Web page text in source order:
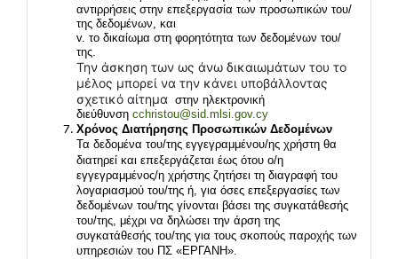
αντιρρήσεις στην επεξεργασία των προσωπικών του/
της δεδομένων, και
v. το δικαίωμα στη φορητότητα των δεδομένων του/
της.
Την άσκηση των ως άνω δικαιωμάτων του το
μέλος μπορεί να την κάνει υποβάλλοντας
σχετικό αίτημα στην ηλεκτρονική
διεύθυνση cchristou@sid.mlsi.gov.cy
Χρόνος Διατήρησης Προσωπικών Δεδομένων
Τα δεδομένα του/της εγγεγραμμένου/ης χρήστη θα
διατηρεί και επεξεργάζεται έως ότου ο/η
εγγεγραμμένος/η χρήστης ζητήσει τη διαγραφή του
λογαριασμού του/της ή, για όσες επεξεργασίες των
δεδομένων του/της γίνονται βάσει της συγκατάθεσής
του/της, μέχρι να δηλώσει την άρση της
συγκατάθεσής του/της για τους σκοπούς παροχής των
υπηρεσιών του ΠΣ «ΕΡΓΑΝΗ».